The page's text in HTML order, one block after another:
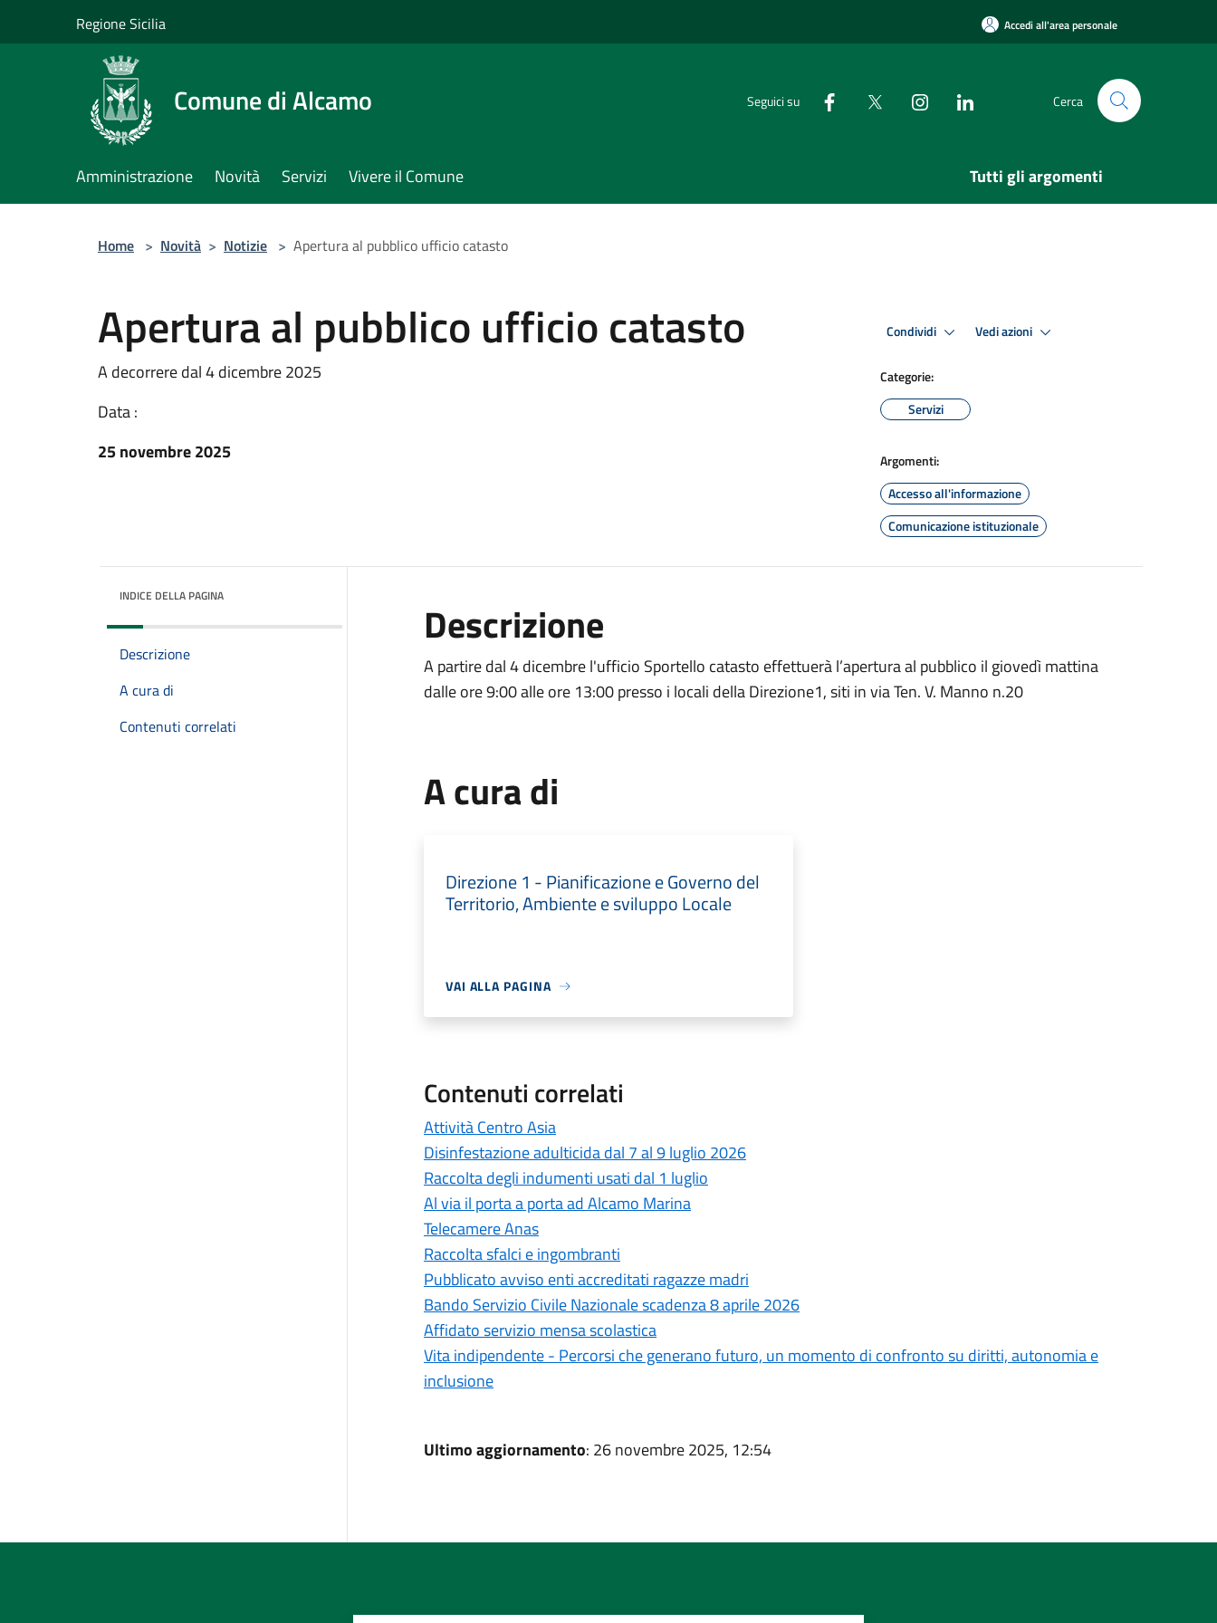
Regione Sicilia Accedi all'area personale
Comune di Alcamo Seguici su Cerca
Amministrazione Novità Servizi Vivere il Comune Tutti gli argomenti
Home > Novità > Notizie > Apertura al pubblico ufficio catasto
Apertura al pubblico ufficio catasto
A decorrere dal 4 dicembre 2025
Data :
25 novembre 2025
Condividi Vedi azioni
Categorie:
Servizi
Argomenti:
Accesso all'informazione
Comunicazione istituzionale
INDICE DELLA PAGINA
Descrizione
A cura di
Contenuti correlati
Descrizione
A partire dal 4 dicembre l'ufficio Sportello catasto effettuerà l’apertura al pubblico il giovedì mattina
dalle ore 9:00 alle ore 13:00 presso i locali della Direzione1, siti in via Ten. V. Manno n.20
A cura di
Direzione 1 - Pianificazione e Governo del
Territorio, Ambiente e sviluppo Locale
VAI ALLA PAGINA
Contenuti correlati
Attività Centro Asia
Disinfestazione adulticida dal 7 al 9 luglio 2026
Raccolta degli indumenti usati dal 1 luglio
Al via il porta a porta ad Alcamo Marina
Telecamere Anas
Raccolta sfalci e ingombranti
Pubblicato avviso enti accreditati ragazze madri
Bando Servizio Civile Nazionale scadenza 8 aprile 2026
Affidato servizio mensa scolastica
Vita indipendente - Percorsi che generano futuro, un momento di confronto su diritti, autonomia e
inclusione
Ultimo aggiornamento: 26 novembre 2025, 12:54